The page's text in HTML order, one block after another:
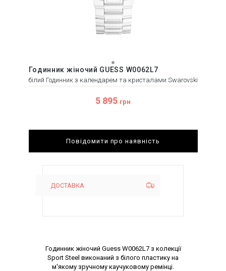
Годинник жіночий GUESS W0062L7
білий Годинник з календарем та кристалами Swarovski
5 895 грн
Повідомити про наявність
ДОСТАВКА
Опис товару
Годинник жіночий Guess W0062L7 з колекції
Sport Steel виконаний з білого пластику на
м'якому зручному каучуковому ремінці.